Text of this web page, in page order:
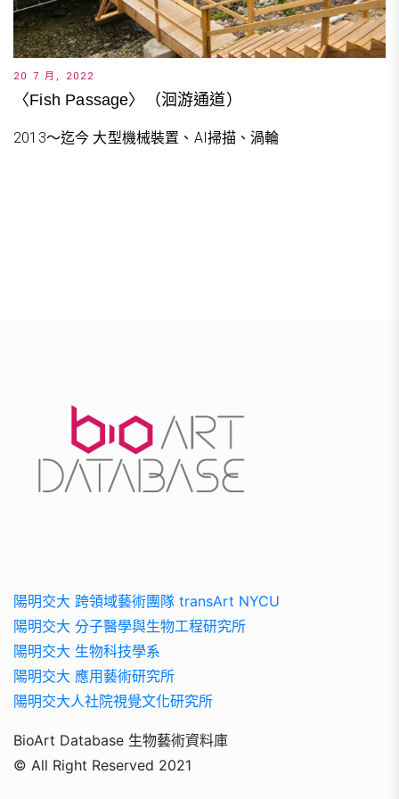
20 7 月, 2022
〈Fish Passage〉（洄游通道）
2013～迄今 大型機械裝置、AI掃描、渦輪
陽明交大 跨領域藝術團隊 transArt NYCU
陽明交大 分子醫學與生物工程研究所
陽明交大 生物科技學系
陽明交大 應用藝術研究所
陽明交大人社院視覺文化研究所
BioArt Database 生物藝術資料庫
© All Right Reserved 2021